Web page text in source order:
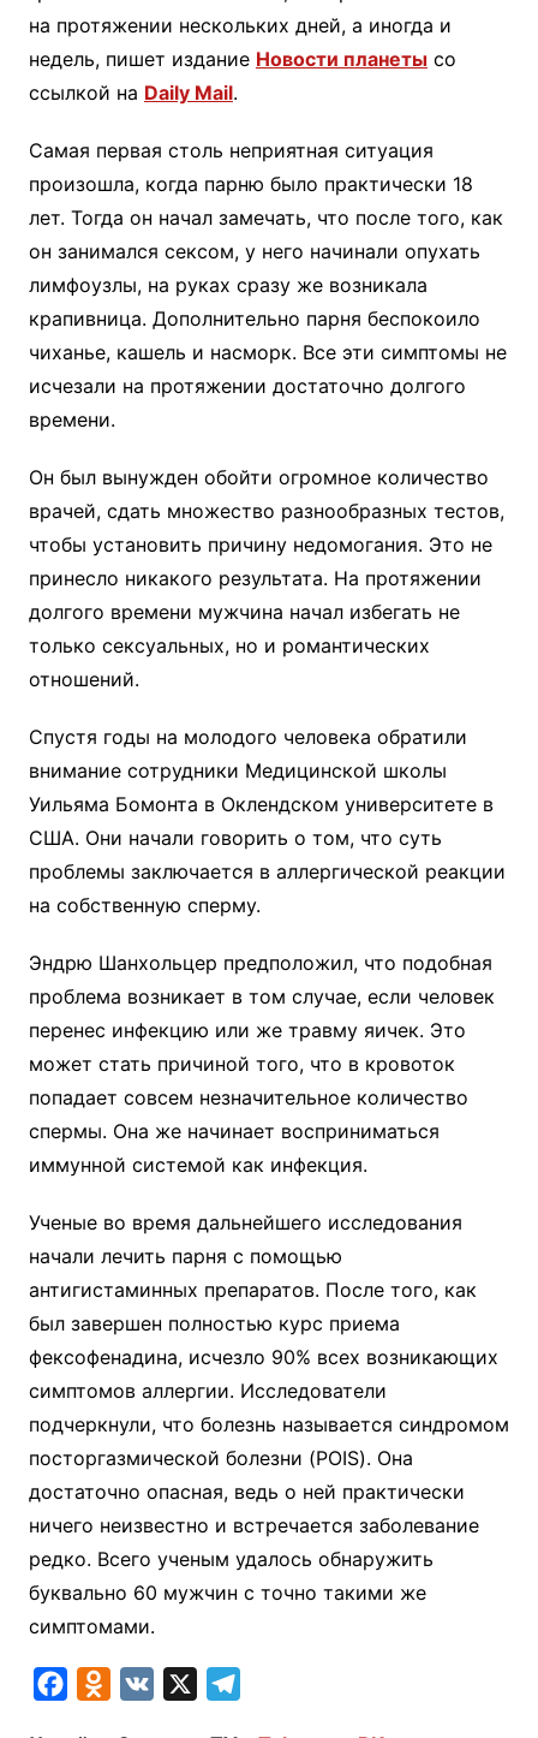
на протяжении нескольких дней, а иногда и
недель, пишет издание Новости планетысо
ссылкой на Daily Mail.
Самая первая столь неприятная ситуация
произошла, когда парню было практически 18
лет. Тогда он начал замечать, что после того, как
он занимался сексом, у него начинали опухать
лимфоузлы, на руках сразу же возникала
крапивница. Дополнительно парня беспокоило
чиханье, кашель и насморк. Все эти симптомы не
исчезали на протяжении достаточно долгого
времени.
Он был вынужден обойти огромное количество
врачей, сдать множество разнообразных тестов,
чтобы установить причину недомогания. Это не
принесло никакого результата. На протяжении
долгого времени мужчина начал избегать не
только сексуальных, но и романтических
отношений.
Спустя годы на молодого человека обратили
внимание сотрудники Медицинской школы
Уильяма Бомонта в Оклендском университете в
США. Они начали говорить о том, что суть
проблемы заключается в аллергической реакции
на собственную сперму.
Эндрю Шанхольцер предположил, что подобная
проблема возникает в том случае, если человек
перенес инфекцию или же травму яичек. Это
может стать причиной того, что в кровоток
попадает совсем незначительное количество
спермы. Она же начинает восприниматься
иммунной системой как инфекция.
Ученые во время дальнейшего исследования
начали лечить парня с помощью
антигистаминных препаратов. После того, как
был завершен полностью курс приема
фексофенадина, исчезло 90% всех возникающих
симптомов аллергии. Исследователи
подчеркнули, что болезнь называется синдромом
посторгазмической болезни (POIS). Она
достаточно опасная, ведь о ней практически
ничего неизвестно и встречается заболевание
редко. Всего ученым удалось обнаружить
буквально 60 мужчин с точно такими же
симптомами.